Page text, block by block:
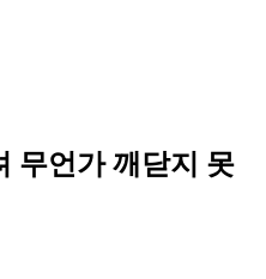
무언가 깨닫지 못